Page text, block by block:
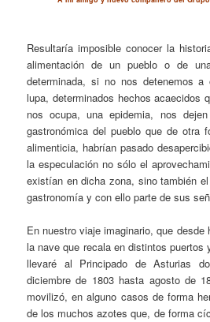
Resultaría imposible conocer la
alimentación de un pueblo o de
determinada, si no nos detenemos a
lupa, determinados hechos acaecidos
nos ocupa, una epidemia, nos
gastronómica del pueblo que de otra
alimenticia, habrían pasado
la especulación no sólo el
existían en dicha zona, sino también
gastronomía y con ello parte de sus
En nuestro viaje imaginario, que
la nave que recala en distintos puertos
llevaré al Principado de Asturias
diciembre de 1803 hasta agosto de
movilizó, en alguno casos de forma
de los muchos azotes que, de forma